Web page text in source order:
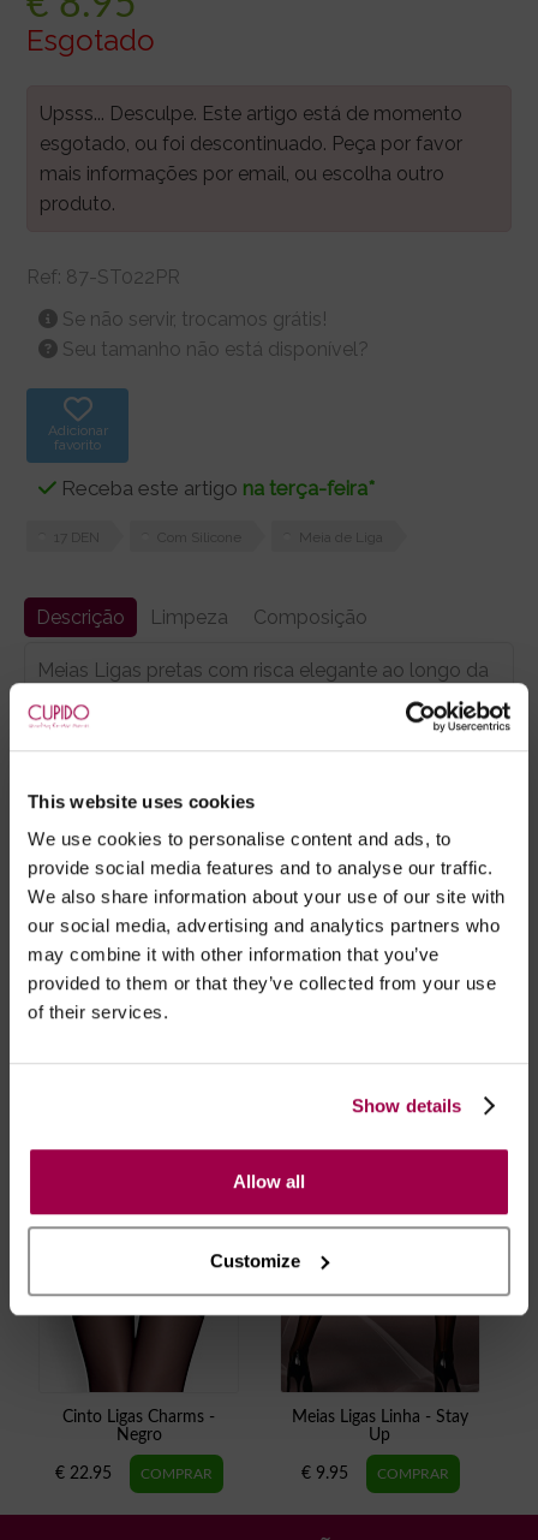
This website uses cookies
We use cookies to personalise content and ads, to
provide social media features and to analyse our traffic.
We also share information about your use of our site with
our social media, advertising and analytics partners who
may combine it with other information that you’ve
provided to them or that they’ve collected from your use
of their services.
Show details
Allow all
Customize
Esgotado
Upsss... Desculpe. Este artigo está de momento
esgotado, ou foi descontinuado. Peça por favor
mais informações por email, ou escolha outro
produto.
Ref: 87-ST022PR
Se não servir, trocamos grátis!
Seu tamanho não está disponível?
Adicionar
favorito
Receba este artigo na terça-feira*
Descrição Limpeza Composição
Meias Ligas pretas com risca elegante ao longo da
perna atrás.
Banda em renda de padrão floral. Com silicone.
- *Entrega em 24 horas para pedidos antes das 16:00 h.
Após as 16:00 h, a sua encomenda será entregue em 48
horas, dias úteis. Portugal e Espanha Continental para
artigos em stock. Portes gratis depende do país de envio.
Possibilidade de atraso em épocas festivas.
Cinto Ligas Charms -
Negro
€ 22.95
Meias Ligas Linha - Stay
Up
€ 9.95